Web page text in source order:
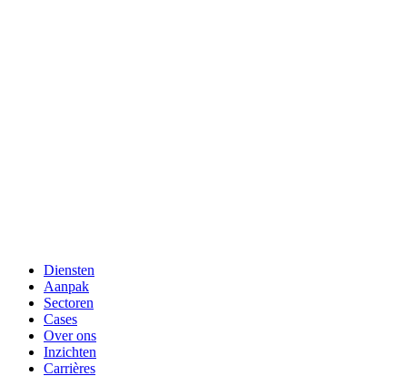
Diensten
Aanpak
Sectoren
Cases
Over ons
Inzichten
Carrières